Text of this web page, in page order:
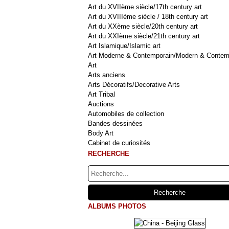
Art du XVIIème siècle/17th century art
Art du XVIIIème siècle / 18th century art
Art du XXème siècle/20th century art
Art du XXIème siècle/21th century art
Art Islamique/Islamic art
Art Moderne & Contemporain/Modern &
Art
Arts anciens
Arts Décoratifs/Decorative Arts
Art Tribal
Auctions
Automobiles de collection
Bandes dessinées
Body Art
Cabinet de curiosités
RECHERCHE
ALBUMS PHOTOS